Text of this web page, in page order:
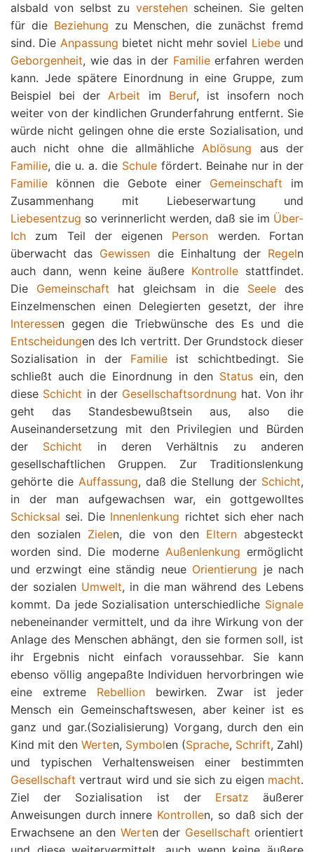
alsbald von selbst zu verstehenscheinen. Sie gelten
für die Beziehung zu Menschen, die zunächst fremd
sind. Die Anpassung bietet nicht mehr soviel Liebeund
Geborgenheit, wie das in der Familieerfahren werden
kann. Jede spätere Einordnung in eine Gruppe, zum
Beispiel bei derArbeit im Beruf, ist insofern noch
weiter von der kindlichen Grunderfahrung entfernt. Sie
würde nicht gelingen ohne die erste Sozialisation, und
auch nicht ohne die allmählicheAblösung aus der
Familie, die u. a. die Schule fördert. Beinahe nur in der
Familie können die Gebote einer Gemeinschaft im
Zusammenhang mit Liebeserwartung und
Liebesentzug so verinnerlicht werden, daß sie im Über-
Ich zum Teil der eigenen Person werden. Fortan
überwacht das Gewissen die Einhaltung der Regeln
auch dann, wenn keine äußere Kontrolle stattfindet.
Die Gemeinschaft hat gleichsam in die Seeledes
Einzelmenschen einen Delegierten gesetzt, der ihre
Interessen gegen die Triebwünsche des Es und die
Entscheidungen des Ich vertritt. Der Grundstock dieser
Sozialisation in der Familie ist schichtbedingt. Sie
schließt auch die Einordnung in den Status ein, den
diese Schicht in der Gesellschaftsordnung hat. Von ihr
geht das Standesbewußtsein aus, also die
Auseinandersetzung mit den Privilegien und Bürden
der Schicht in deren Verhältnis zu anderen
gesellschaftlichen Gruppen. Zur Traditionslenkung
gehörte die Auffassung, daß die Stellung der Schicht,
in der man aufgewachsen war, ein gottgewolltes
Schicksal sei. Die Innenlenkung richtet sich eher nach
den sozialen Zielen, die von den Elternabgesteckt
worden sind. Die moderne Außenlenkung ermöglicht
und erzwingt eine ständig neue Orientierung je nach
der sozialen Umwelt, in die man während des Lebens
kommt. Da jede Sozialisation unterschiedliche Signale
nebeneinander vermittelt, und da ihre Wirkung von der
Anlage des Menschen abhängt, den sie formen soll, ist
ihr Ergebnis nicht einfach voraussehbar. Sie kann
ebenso völlig angepaßte Individuen hervorbringen wie
eine extreme Rebellionbewirken. Zwar ist jeder
Mensch ein Gemeinschaftswesen, aber keiner ist es
ganz und gar.(Sozialisierung) Vorgang, durch den ein
Kind mit den Werten, Symbolen (Sprache, Schrift, Zahl)
und typischen Verhaltensweisen einer bestimmten
Gesellschaft vertraut wird und sie sich zu eigen macht.
Ziel der Sozialisation ist der Ersatz äußerer
Anweisungen durch innere Kontrollen, so daß sich der
Erwachsene an den Werten der Gesellschaft orientiert